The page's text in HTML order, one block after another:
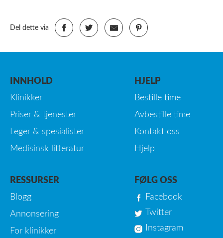
Del dette via
INNHOLD
Klinikker
Priser & tjenester
Leger & spesialister
Medisinsk litteratur
HJELP
Bestille time
Avbestille time
Kontakt oss
Hjelp
RESSURSER
Blogg
Annonsering
For klinikker
FØLG OSS
Facebook
Twitter
Instagram